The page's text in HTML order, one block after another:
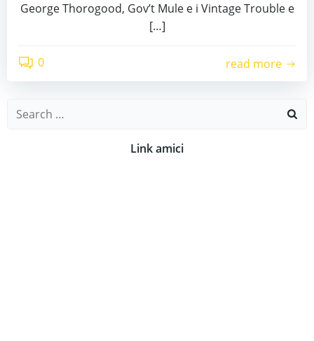
George Thorogood, Gov’t Mule e i Vintage Trouble e
[…]
0 read more
Search
Link amici